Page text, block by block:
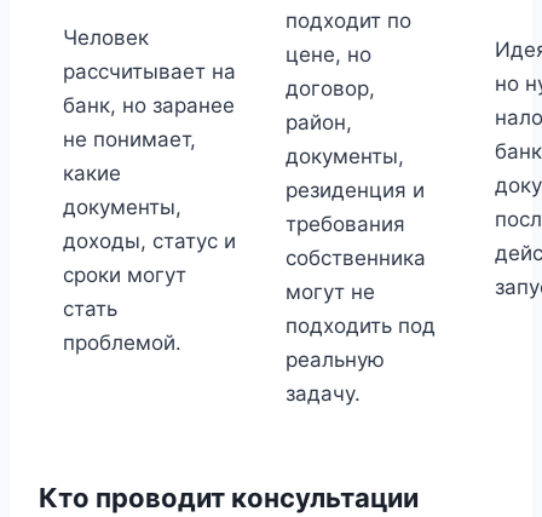
Человек
рассчитывает на
банк, но заранее
не понимает,
какие
документы,
доходы, статус и
сроки могут
стать
проблемой.
подходит по
цене, но
договор,
район,
документы,
резиденция и
требования
собственника
могут не
подходить под
реальную
задачу.
но
Кто проводит консультации